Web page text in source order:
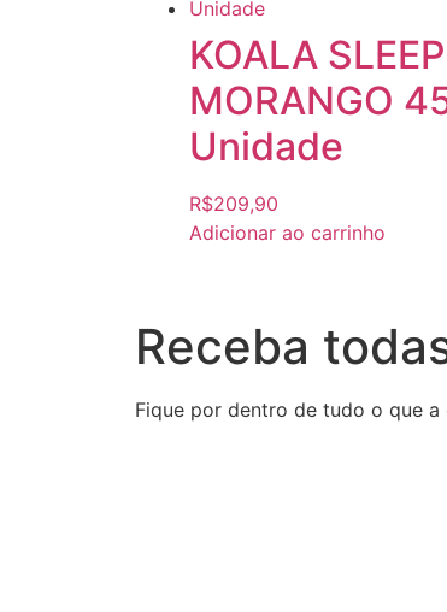
KOALA SLEEP
MORANGO
Unidade
R$209,90
Adicionar ao carrinho
Receba
Fique por dentro de tudo o que